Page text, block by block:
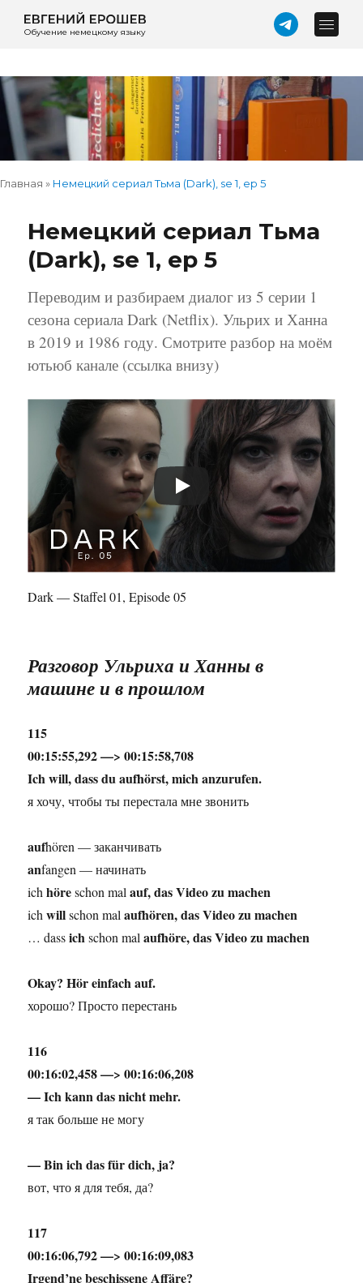
Обучение немецкому языку
Главная » Немецкий сериал Тьма (Dark), se 1, ep 5
Немецкий сериал Тьма
(Dark), se 1, ep 5
Переводим и разбираем диалог из 5 серии 1
сезона сериала Dark (Netflix). Ульрих и Ханна
в 2019 и 1986 году. Смотрите разбор на моём
ютьюб канале (ссылка внизу)
Dark — Staffel 01, Episode 05
Разговор Ульриха и Ханны в
машине и в прошлом
115
00:15:55,292 —> 00:15:58,708
Ich will, dass du aufhörst, mich anzurufen.
я хочу, чтобы ты перестала мне звонить
aufhören — заканчивать
anfangen — начинать
ichhöreschon malauf, das Video zu machen
ichwillschon malaufhören, das Video zu machen
… dassichschon malaufhöre, das Video zu machen
Okay? Hör einfach auf.
хорошо? Просто перестань
116
00:16:02,458 —> 00:16:06,208
— Ich kann das nicht mehr.
я так больше не могу
— Bin ich das für dich, ja?
вот, что я для тебя, да?
117
00:16:06,792 —> 00:16:09,083
Irgend’ne beschissene Affäre?